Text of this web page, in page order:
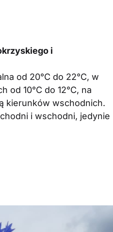
i
od 20°C do 22°C, w
od 10°C do 12°C, na
kierunków wschodnich.
i wschodni, jedynie